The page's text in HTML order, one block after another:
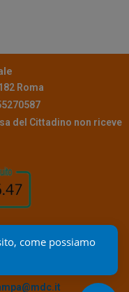
Roma
del Cittadino non riceve
come possiamo